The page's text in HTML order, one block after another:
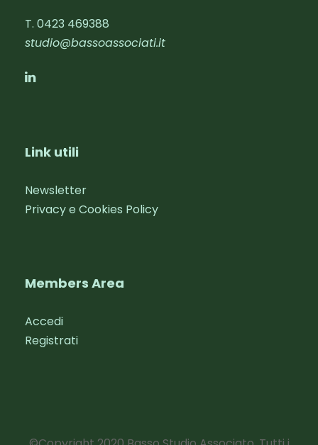
T. 0423 469388‬
studio@bassoassociati.it
Link utili
Newsletter
Privacy e Cookies Policy
Members Area
Accedi
Registrati